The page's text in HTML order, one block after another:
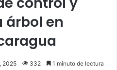
árbol en
2025 332 1 minuto de lectura